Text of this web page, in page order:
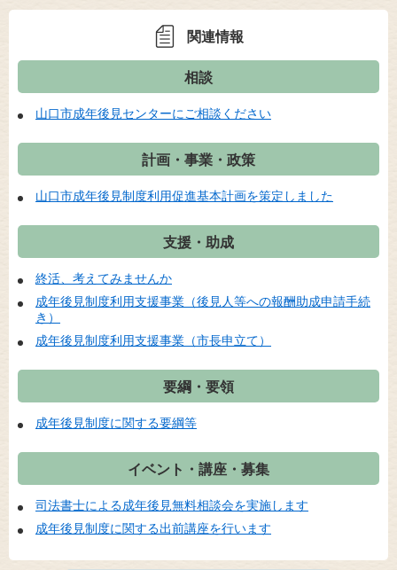
関連情報
相談
山口市成年後見センターにご相談ください
計画・事業・政策
山口市成年後見制度利用促進基本計画を策定しました
支援・助成
終活、考えてみませんか
成年後見制度利用支援事業（後見人等への報酬助成申請手続
き）
成年後見制度利用支援事業（市長申立て）
要綱・要領
成年後見制度に関する要綱等
イベント・講座・募集
司法書士による成年後見無料相談会を実施します
成年後見制度に関する出前講座を行います